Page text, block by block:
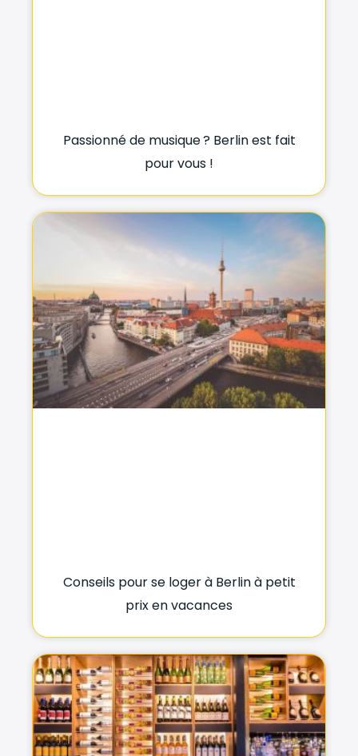
Passionné de musique ? Berlin est fait
pour vous !
Conseils pour se loger à Berlin à petit
prix en vacances